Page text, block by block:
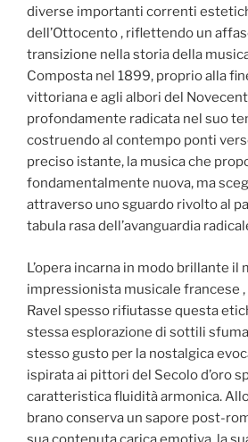
diverse importanti correnti
dell’Ottocento , riflettendo un
transizione nella storia della
Composta nel 1899, proprio alla
vittoriana e agli albori del
profondamente radicata nel suo
costruendo al contempo ponti
preciso istante, la musica che
fondamentalmente nuova, ma
attraverso uno sguardo rivolto al
tabula rasa dell’avanguardia
L’opera incarna in modo brillante il
impressionista musicale francese
Ravel spesso rifiutasse questa
stessa esplorazione di sottili
stesso gusto per la nostalgica
ispirata ai pittori del Secolo d’oro
caratteristica fluidità armonica.
brano conserva un sapore post-